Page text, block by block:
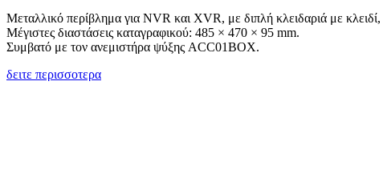
Μεταλλικό περίβλημα για NVR και XVR, με διπλή κλειδαριά με κλειδί,
Μέγιστες διαστάσεις καταγραφικού: 485 × 470 × 95 mm.
Συμβατό με τον ανεμιστήρα ψύξης ACC01BOX.
δειτε περισσοτερα